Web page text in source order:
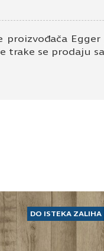
trake se prodaju
DO ISTEKA ZALIHA